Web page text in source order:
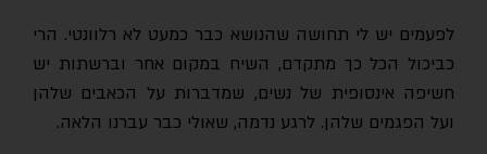
לפעמים יש לי תחושה שהנושא כבר כמעט לא רלוונטי. הרי
כביכול הכל כך מתקדם, השיח במקום אחר וברשתות יש
חשיפה אינסופית של נשים, שמדברות על הכאבים שלהן
ועל הפגמים שלהן. לרגע נדמה, שאולי כבר עברנו הלאה.